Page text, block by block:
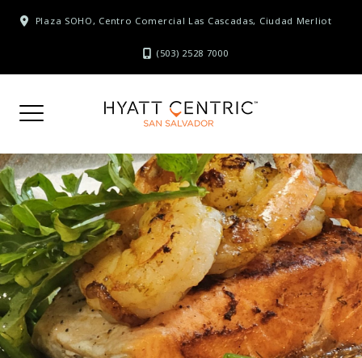
Plaza SOHO, Centro Comercial Las Cascadas, Ciudad Merliot
(503) 2528 7000